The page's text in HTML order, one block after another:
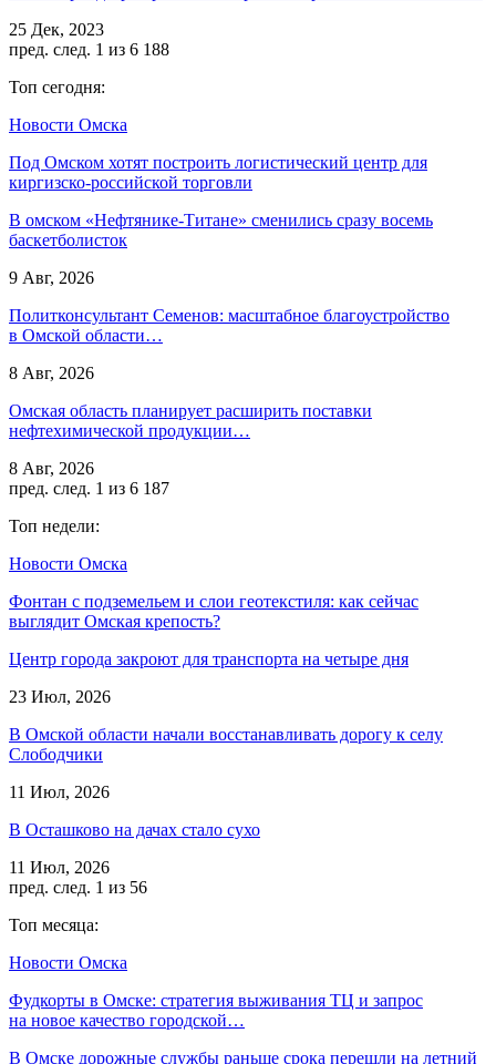
25 Дек, 2023
пред. след. 1 из 6 188
Топ сегодня:
Новости Омска
Под Омском хотят построить логистический центр для
киргизско-российской торговли
В омском «Нефтянике-Титане» сменились сразу восемь
баскетболисток
9 Авг, 2026
Политконсультант Семенов: масштабное благоустройство
в Омской области…
8 Авг, 2026
Омская область планирует расширить поставки
нефтехимической продукции…
8 Авг, 2026
пред. след. 1 из 6 187
Топ недели:
Новости Омска
Фонтан с подземельем и слои геотекстиля: как сейчас
выглядит Омская крепость?
Центр города закроют для транспорта на четыре дня
23 Июл, 2026
В Омской области начали восстанавливать дорогу к селу
Слободчики
11 Июл, 2026
В Осташково на дачах стало сухо
11 Июл, 2026
пред. след. 1 из 56
Топ месяца:
Новости Омска
Фудкорты в Омске: стратегия выживания ТЦ и запрос
на новое качество городской…
В Омске дорожные службы раньше срока перешли на летний